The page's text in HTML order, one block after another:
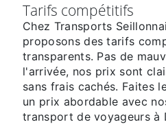
Tarifs compétitifs
Chez Transports
proposons des tarifs
transparents. Pas de
l'arrivée, nos prix sont
sans frais cachés. Faites
un prix abordable avec
transport de voyageurs à